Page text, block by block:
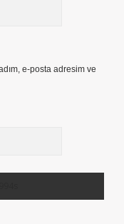
e-posta adresim ve